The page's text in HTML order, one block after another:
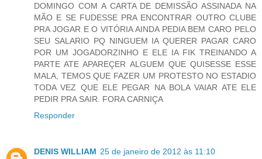
DOMINGO COM A CARTA DE DEMISSÃO ASSINADA NA
MÃO E SE FUDESSE PRA ENCONTRAR OUTRO CLUBE
PRA JOGAR E O VITÓRIA AINDA PEDIA BEM CARO PELO
SEU SALARIO PQ NINGUEM IA QUERER PAGAR CARO
POR UM JOGADORZINHO E ELE IA FIK TREINANDO A
PARTE ATE APAREÇER ALGUEM QUE QUISESSE ESSE
MALA, TEMOS QUE FAZER UM PROTESTO NO ESTADIO
TODA VEZ QUE ELE PEGAR NA BOLA VAIAR ATE ELE
PEDIR PRA SAIR. FORA CARNIÇA
Responder
DENIS WILLIAM 25 de janeiro de 2012 às 11:10